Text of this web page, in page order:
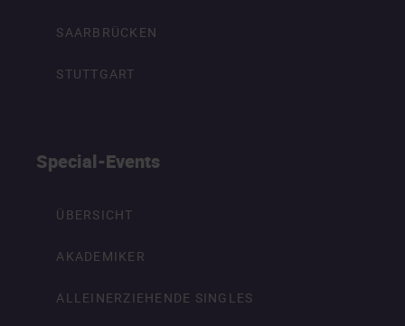
SAARBRÜCKEN
STUTTGART
Special-Events
ÜBERSICHT
AKADEMIKER
ALLEINERZIEHENDE SINGLES